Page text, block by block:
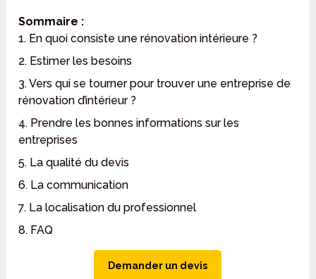
Sommaire :
1. En quoi consiste une rénovation intérieure ?
2. Estimer les besoins
3. Vers qui se tourner pour trouver une entreprise de
rénovation d’intérieur ?
4. Prendre les bonnes informations sur les
entreprises
5. La qualité du devis
6. La communication
7. La localisation du professionnel
8. FAQ
Demander un devis